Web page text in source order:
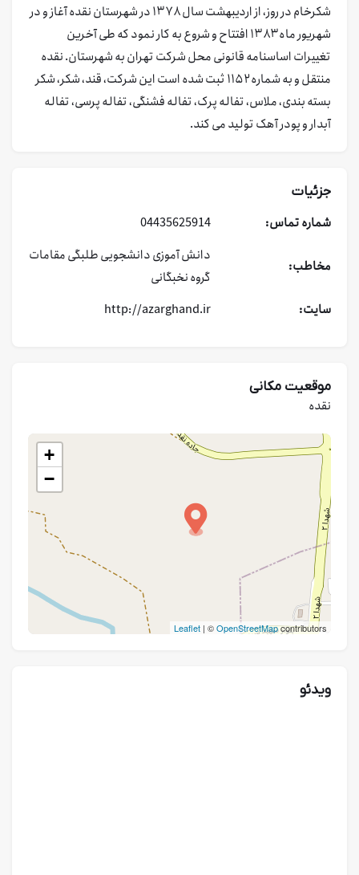
شکرخام در روز، از اردیبهشت سال ۱۳۷۸ در شهرستان نقده آغاز و در
شهریور ماه ۱۳۸۳ افتتاح و شروع به کار نمود که طی آخرین
تغییرات اساسنامه قانونی محل شرکت تهران به شهرستان. نقده
منتقل و به شماره ۱۱۵۲ ثبت شده است این شرکت، قند، شکر، شکر
بسته بندی، ملاس، تفاله پرک، تفاله فشنگی، تفاله پرسی، تفاله
آبدار و پودر آهک تولید می کند.
جزئیات
شماره تماس: 04435625914
مخاطب:
دانش آموزیدانشجوییطلبگیمقامات
گروه نخبگانی
سایت:
http://azarghand.ir
موقعیت مکانی
نقده
+
−
Leaflet | ©OpenStreetMapcontributors
ویدئو